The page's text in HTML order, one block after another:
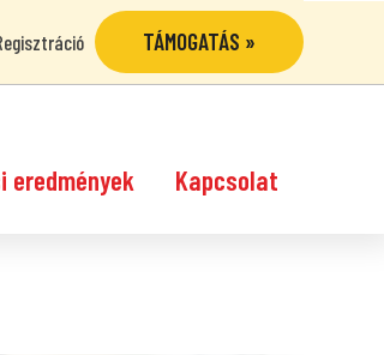
TÁMOGATÁS »
eredmények Kapcsolat